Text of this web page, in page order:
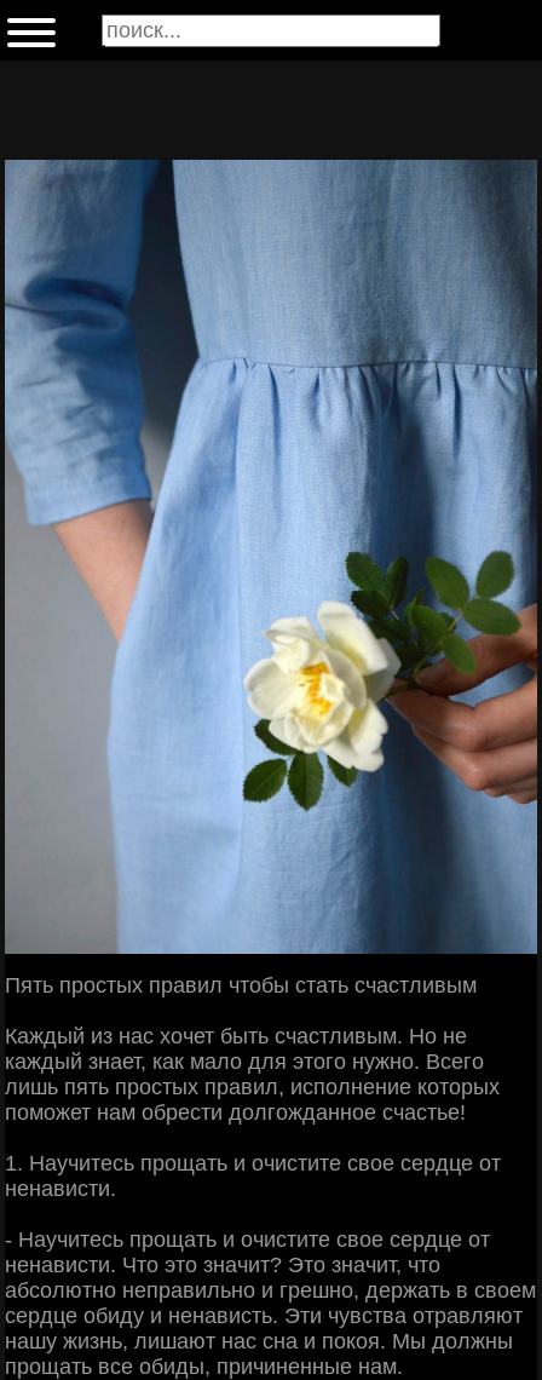
Пять простых правил чтобы стать счастливым
Каждый из нас хочет быть счастливым. Но не
каждый знает, как мало для этого нужно. Всего
лишь пять простых правил, исполнение которых
поможет нам обрести долгожданное счастье!
1. Научитесь прощать и очистите свое сердце от
ненависти.
- Научитесь прощать и очистите свое сердце от
ненависти. Что это значит? Это значит, что
абсолютно неправильно и грешно, держать в своем
сердце обиду и ненависть. Эти чувства отравляют
нашу жизнь, лишают нас сна и покоя. Мы должны
прощать все обиды, причиненные нам.